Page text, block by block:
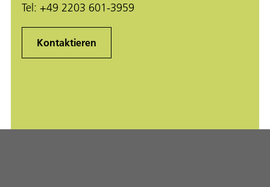
Tel: +49 2203 601-3959
Kontaktieren